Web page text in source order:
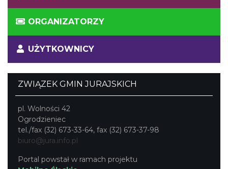
ORGANIZATORZY
UŻYTKOWNICY
ZWIĄZEK GMIN JURAJSKICH
pl. Wolności 42
Ogrodzieniec
tel./fax (32) 673-33-64, fax (32) 673-37-98
biuro@jura.info.pl
Portal powstał w ramach projektu